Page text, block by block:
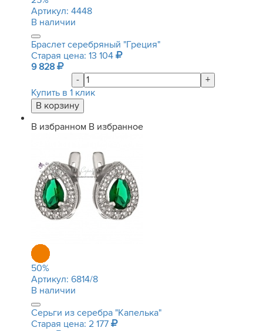
Артикул: 4448
В наличии
Браслет серебряный "Греция"
Старая цена: 13 104
9 828
-
+
Купить в 1 клик
В избранном В избранное
50%
Артикул: 6814/8
В наличии
Серьги из серебра "Капелька"
Старая цена: 2 177